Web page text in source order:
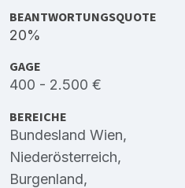
BEANTWORTUNGSQUOTE
20%
GAGE
400 - 2.500 €
BEREICHE
Bundesland Wien,
Niederösterreich,
Burgenland,